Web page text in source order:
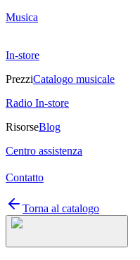
Musica
In-store
PrezziCatalogo musicale
Radio In-store
RisorseBlog
Centro assistenza
Contatto
Torna al catalogo